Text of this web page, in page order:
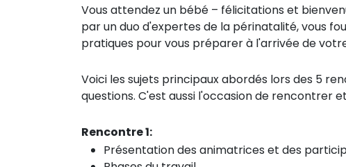
Vous attendez un bébé – félicitations et
par un duo d'expertes de la périnatalité, vous
pratiques pour vous préparer à l'arrivée de
Voici les sujets principaux abordés lors des 5
questions. C'est aussi l'occasion de rencontrer
Rencontre 1:
Présentation des animatrices et des